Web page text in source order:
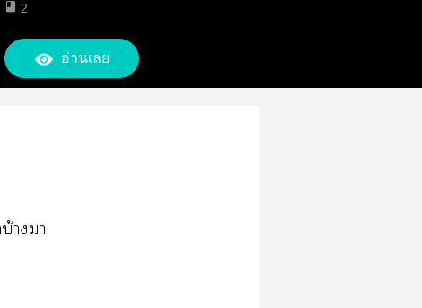
2
อ่านเลย
างมา